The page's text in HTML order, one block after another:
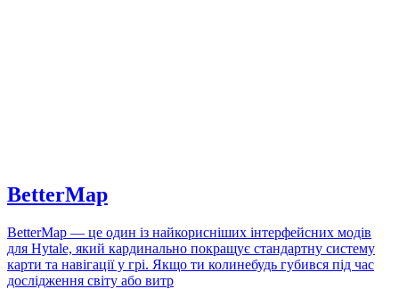
BetterMap
BetterMap — це один із найкорисніших інтерфейсних модів
для Hytale, який кардинально покращує стандартну систему
карти та навігації у грі. Якщо ти колинебудь губився під час
дослідження світу або витр